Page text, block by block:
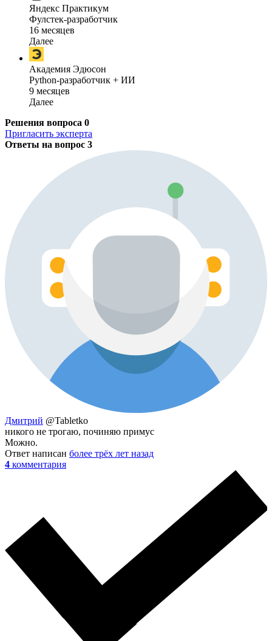
Яндекс Практикум
Фулстек-разработчик
16 месяцев
Далее
Академия Эдюсон
Python-разработчик + ИИ
9 месяцев
Далее
Решения вопроса 0
Пригласить эксперта
Ответы на вопрос 3
Дмитрий @Tabletko
никого не трогаю, починяю примус
Можно.
Ответ написан более трёх лет назад
4 комментария